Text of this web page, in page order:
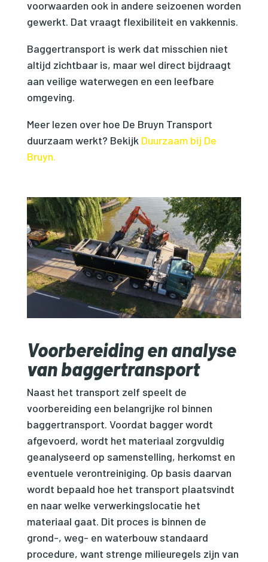
voorwaarden ook in andere seizoenen worden
gewerkt. Dat vraagt flexibiliteit en vakkennis.
Baggertransport is werk dat misschien niet
altijd zichtbaar is, maar wel direct bijdraagt
aan veilige waterwegen en een leefbare
omgeving.
Meer lezen over hoe De Bruyn Transport
duurzaam werkt? Bekijk Duurzaam bij De
Bruyn.
Voorbereiding en analyse
van baggertransport
Naast het transport zelf speelt de
voorbereiding een belangrijke rol binnen
baggertransport. Voordat bagger wordt
afgevoerd, wordt het materiaal zorgvuldig
geanalyseerd op samenstelling, herkomst en
eventuele verontreiniging. Op basis daarvan
wordt bepaald hoe het transport plaatsvindt
en naar welke verwerkingslocatie het
materiaal gaat. Dit proces is binnen de
grond-, weg- en waterbouw standaard
procedure, want strenge milieuregels zijn van